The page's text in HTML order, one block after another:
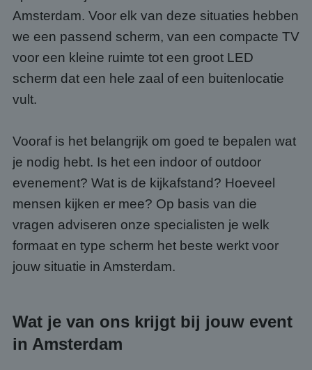
Amsterdam. Voor elk van deze situaties hebben
we een passend scherm, van een compacte TV
voor een kleine ruimte tot een groot LED
scherm dat een hele zaal of een buitenlocatie
vult.
Vooraf is het belangrijk om goed te bepalen wat
je nodig hebt. Is het een indoor of outdoor
evenement? Wat is de kijkafstand? Hoeveel
mensen kijken er mee? Op basis van die
vragen adviseren onze specialisten je welk
formaat en type scherm het beste werkt voor
jouw situatie in Amsterdam.
Wat je van ons krijgt bij jouw event
in Amsterdam